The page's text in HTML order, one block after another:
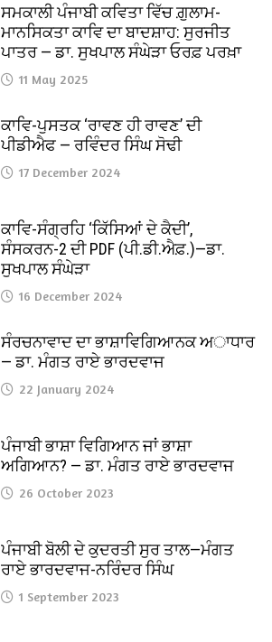
ਸਮਕਾਲੀ ਪੰਜਾਬੀ ਕਵਿਤਾ ਵਿੱਚ ਗ਼ੁਲਾਮ-
ਮਾਨਸਿਕਤਾ ਕਾਵਿ ਦਾ ਬਾਦਸ਼ਾਹ: ਸੁਰਜੀਤ
ਪਾਤਰ — ਡਾ. ਸੁਖਪਾਲ ਸੰਘੇੜਾ ਓਰਫ਼ ਪਰਖ਼ਾ
11 May 2025
ਕਾਵਿ-ਪੁਸਤਕ ‘ਰਾਵਣ ਹੀ ਰਾਵਣ’ ਦੀ
ਪੀਡੀਐਫ — ਰਵਿੰਦਰ ਸਿੰਘ ਸੋਢੀ
17 December 2024
ਕਾਵਿ-ਸੰਗ੍ਰਹਿ ‘ਕਿੱਸਿਆਂ ਦੇ ਕੈਦੀ’,
ਸੰਸਕਰਨ-2 ਦੀ PDF (ਪੀ.ਡੀ.ਐਫ਼.)—ਡਾ.
ਸੁਖਪਾਲ ਸੰਘੇੜਾ
16 December 2024
ਸੰਰਚਨਾਵਾਦ ਦਾ ਭਾਸ਼ਾਵਿਗਿਆਨਕ ਅਾਧਾਰ
— ਡਾ. ਮੰਗਤ ਰਾਏ ਭਾਰਦਵਾਜ
22 January 2024
ਪੰਜਾਬੀ ਭਾਸ਼ਾ ਵਿਗਿਆਨ ਜਾਂ ਭਾਸ਼ਾ
ਅਗਿਆਨ? — ਡਾ. ਮੰਗਤ ਰਾਏ ਭਾਰਦਵਾਜ
26 October 2023
ਪੰਜਾਬੀ ਬੋਲੀ ਦੇ ਕੁਦਰਤੀ ਸੁਰ ਤਾਲ—ਮੰਗਤ
ਰਾਏ ਭਾਰਦਵਾਜ-ਨਰਿੰਦਰ ਸਿੰਘ
1 September 2023